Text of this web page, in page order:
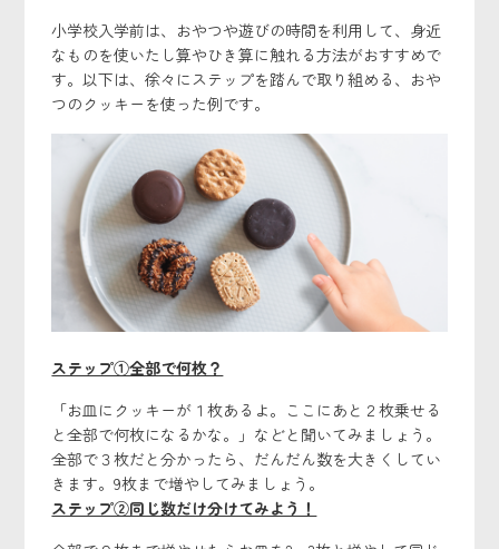
小学校入学前は、おやつや遊びの時間を利用して、身近
なものを使いたし算やひき算に触れる方法がおすすめで
す。以下は、徐々にステップを踏んで取り組める、おや
つのクッキーを使った例です。
ステップ①全部で何枚？
「お皿にクッキーが１枚あるよ。ここにあと２枚乗せる
と全部で何枚になるかな。」などと聞いてみましょう。
全部で３枚だと分かったら、だんだん数を大きくしてい
きます。9枚まで増やしてみましょう。
ステップ②同じ数だけ分けてみよう！